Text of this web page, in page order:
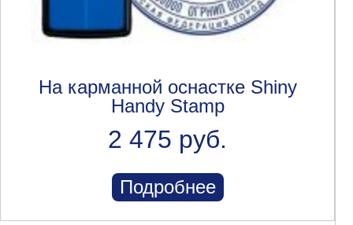
На карманной оснастке Shiny
Handy Stamp
2 475 руб.
Подробнее